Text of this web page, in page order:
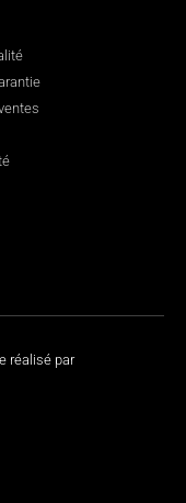
réalisé par